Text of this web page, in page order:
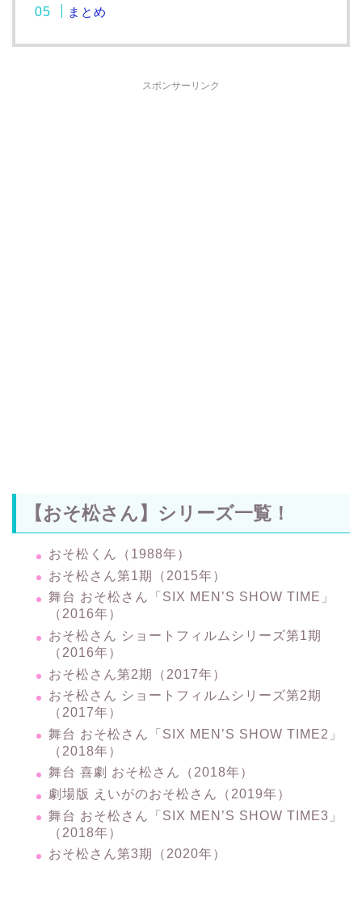
まとめ
スポンサーリンク
【おそ松さん】シリーズ一覧！
おそ松くん（1988年）
おそ松さん第1期（2015年）
舞台 おそ松さん「SIX MEN’S SHOW TIME」
（2016年）
おそ松さん ショートフィルムシリーズ第1期
（2016年）
おそ松さん第2期（2017年）
おそ松さん ショートフィルムシリーズ第2期
（2017年）
舞台 おそ松さん「SIX MEN’S SHOW TIME2」
（2018年）
舞台 喜劇 おそ松さん（2018年）
劇場版 えいがのおそ松さん（2019年）
舞台 おそ松さん「SIX MEN’S SHOW TIME3」
（2018年）
おそ松さん第3期（2020年）